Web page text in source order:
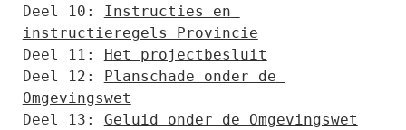
Deel 10: Instructies en
instructieregels Provincie
Deel 11: Het projectbesluit
Deel 12: Planschade onder de
Omgevingswet
Deel 13: Geluid onder de Omgevingswet